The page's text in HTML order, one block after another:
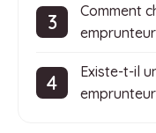
Comment
Existe-t-il